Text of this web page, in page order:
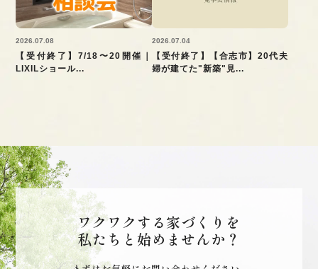
2026.07.08
【受付終了】7/18〜20開催｜
LIXILショール...
2026.07.04
【受付終了】【合志市】20代夫
婦が建てた"新築"見...
ワクワクする家づくりを
私たちと始めませんか？